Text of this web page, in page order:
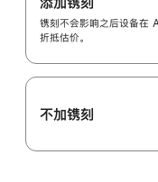
镌刻不会影响之后设备在
折抵估价。
不加镌刻